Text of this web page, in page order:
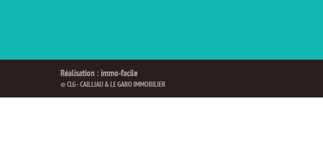
Réalisation : immo-facile
© CLG - CAILLIAU & LE GARO IMMOBILIER